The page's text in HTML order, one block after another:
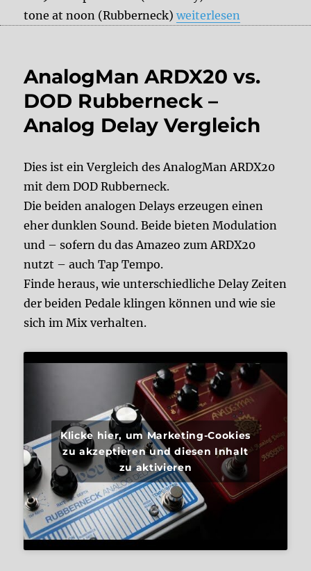
tone at noon (Rubberneck)„Erica Synths Zen
weiterlesen
AnalogMan ARDX20 vs.
DOD Rubberneck –
Analog Delay Vergleich
Dies ist ein Vergleich des AnalogMan ARDX20
mit dem DOD Rubberneck.
Die beiden analogen Delays erzeugen einen
eher dunklen Sound. Beide bieten Modulation
und – sofern du das Amazeo zum ARDX20
nutzt – auch Tap Tempo.
Finde heraus, wie unterschiedliche Delay Zeiten
der beiden Pedale klingen können und wie sie
sich im Mix verhalten.
Klicke hier, um Marketing-Cookies
zu akzeptieren und diesen Inhalt
zu aktivieren